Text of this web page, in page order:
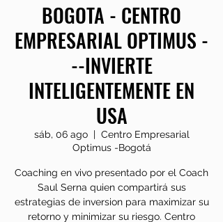
BOGOTA - CENTRO
EMPRESARIAL OPTIMUS -
--INVIERTE
INTELIGENTEMENTE EN
USA
sáb, 06 ago
  |
Centro Empresarial
Optimus -Bogotá
Coaching en vivo presentado por el Coach
Saul Serna quien compartirá sus
estrategias de inversion para maximizar su
retorno y minimizar su riesgo. Centro